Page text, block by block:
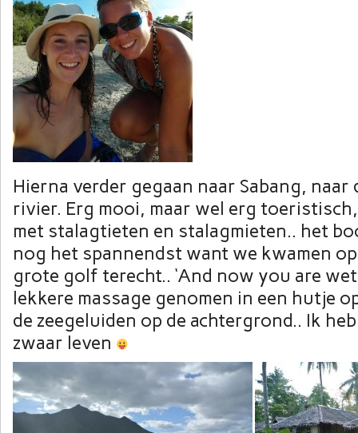
Hierna verder gegaan naar Sabang,
rivier. Erg mooi, maar wel erg
met stalagtieten en stalagmieten.. het
nog het spannendst want we kwamen
grote golf terecht.. ‘And now you are wet
lekkere massage genomen in een hutje
de zeegeluiden op de achtergrond.. Ik
zwaar leven